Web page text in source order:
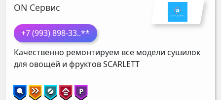
ON Сервис
+7 (993) 898-33..**
Качественно ремонтируем все модели сушилок
для овощей и фруктовSCARLETT